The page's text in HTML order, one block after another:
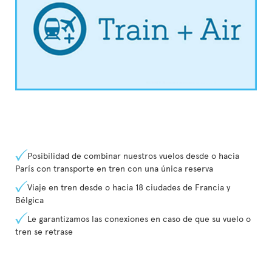
Posibilidad de combinar nuestros vuelos desde o hacia
París con transporte en tren con una única reserva
Viaje en tren desde o hacia 18 ciudades de Francia y
Bélgica
Le garantizamos las conexiones en caso de que su vuelo o
tren se retrase